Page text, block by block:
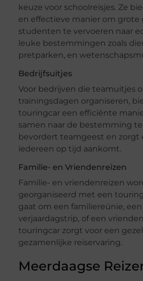
keuze voor schoolreisjes. Ze
en effectieve manier om grote
studenten te vervoeren naar
leuke bestemmingen zoals
pretparken, en
Bedrijfsuitjes
Voor bedrijven die teamuitjes
trainingsdagen organiseren,
touringcar een efficiënte
samen naar de bestemming
bevordert teamgeest en zorgt
iedereen op tijd aankomt.
Familie- en Vriendenreizen
Familie- en vriendenreizen
georganiseerd met een
gaat om een familiereünie, een
verjaardagstrip, of een
touringcar zorgt voor een
gezamenlijke reiservaring.
Meerdaagse